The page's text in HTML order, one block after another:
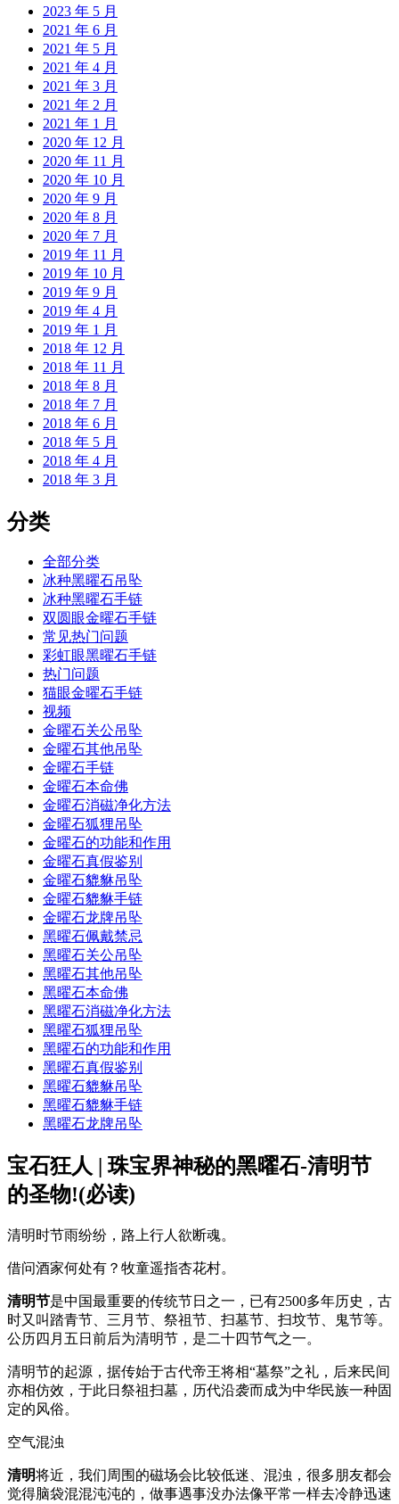
2023 年 5 月
2021 年 6 月
2021 年 5 月
2021 年 4 月
2021 年 3 月
2021 年 2 月
2021 年 1 月
2020 年 12 月
2020 年 11 月
2020 年 10 月
2020 年 9 月
2020 年 8 月
2020 年 7 月
2019 年 11 月
2019 年 10 月
2019 年 9 月
2019 年 4 月
2019 年 1 月
2018 年 12 月
2018 年 11 月
2018 年 8 月
2018 年 7 月
2018 年 6 月
2018 年 5 月
2018 年 4 月
2018 年 3 月
分类
全部分类
冰种黑曜石吊坠
冰种黑曜石手链
双圆眼金曜石手链
常见热门问题
彩虹眼黑曜石手链
热门问题
猫眼金曜石手链
视频
金曜石关公吊坠
金曜石其他吊坠
金曜石手链
金曜石本命佛
金曜石消磁净化方法
金曜石狐狸吊坠
金曜石的功能和作用
金曜石真假鉴别
金曜石貔貅吊坠
金曜石貔貅手链
金曜石龙牌吊坠
黑曜石佩戴禁忌
黑曜石关公吊坠
黑曜石其他吊坠
黑曜石本命佛
黑曜石消磁净化方法
黑曜石狐狸吊坠
黑曜石的功能和作用
黑曜石真假鉴别
黑曜石貔貅吊坠
黑曜石貔貅手链
黑曜石龙牌吊坠
宝石狂人 | 珠宝界神秘的黑曜石-清明节
的圣物!(必读)
清明时节雨纷纷，路上行人欲断魂。
借问酒家何处有？牧童遥指杏花村。
清明节是中国最重要的传统节日之一，已有2500多年历史，古
时又叫踏青节、三月节、祭祖节、扫墓节、扫坟节、鬼节等。
公历四月五日前后为清明节，是二十四节气之一。
清明节的起源，据传始于古代帝王将相“墓祭”之礼，后来民间
亦相仿效，于此日祭祖扫墓，历代沿袭而成为中华民族一种固
定的风俗。
空气混浊
清明将近，我们周围的磁场会比较低迷、混浊，很多朋友都会
觉得脑袋混混沌沌的，做事遇事没办法像平常一样去冷静迅速